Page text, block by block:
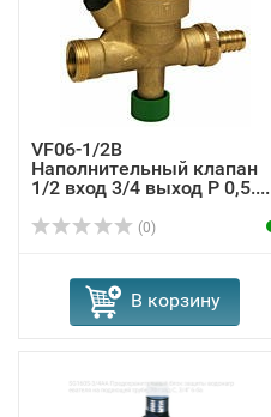
VF06-1/2B
Наполнительный клапан
1/2 вход 3/4 выход P 0,5....
(0)
В корзину